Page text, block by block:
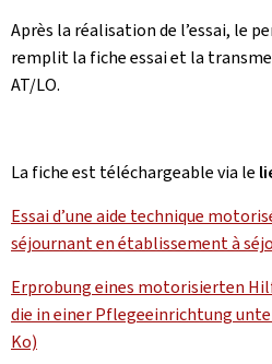
Après la réalisation de l’essai, le
remplit la fiche essai et la
AT/LO.
La fiche est téléchargeable via le
Essai d’une aide technique
séjournant en établissement à
Erprobung eines motorisierten
die in einer Pflegeeinrichtung
Ko)